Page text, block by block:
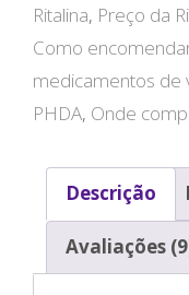
Ritalina, Preço da
Como
medicamentos de
PHDA, Onde
Descrição
Avaliações